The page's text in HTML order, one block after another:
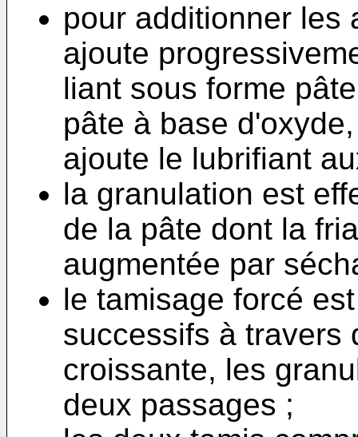
pour additionner les
ajoute
liant sous forme
pâte à base
ajoute le lubrifiant
la granulation est
de la pâte dont la
augmentée par
le tamisage forcé
successifs à travers
croissante, les
deux passages ;